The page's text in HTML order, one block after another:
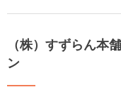
（株）すずらん本
ン